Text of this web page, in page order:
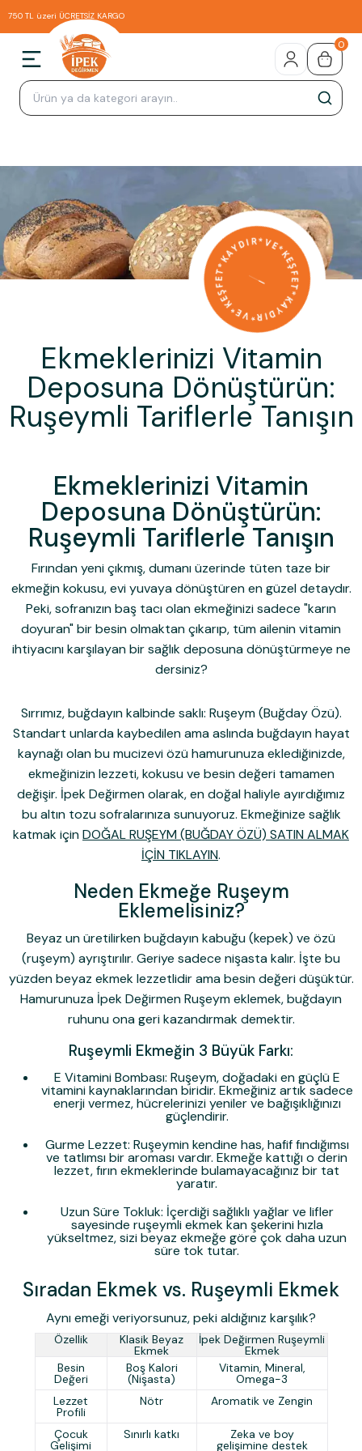
750 TL üzeri ÜCRETSİZ KARGO
0
Ekmeklerinizi Vitamin
Deposuna Dönüştürün:
Ruşeymli Tariflerle Tanışın
Ekmeklerinizi Vitamin
Deposuna Dönüştürün:
Ruşeymli Tariflerle Tanışın
Fırından yeni çıkmış, dumanı üzerinde tüten taze bir
ekmeğin kokusu, evi yuvaya dönüştüren en güzel detaydır.
Peki, sofranızın baş tacı olan ekmeğinizi sadece "karın
doyuran" bir besin olmaktan çıkarıp, tüm ailenin vitamin
ihtiyacını karşılayan bir sağlık deposuna dönüştürmeye ne
dersiniz?
Sırrımız, buğdayın kalbinde saklı: Ruşeym (Buğday Özü).
Standart unlarda kaybedilen ama aslında buğdayın hayat
kaynağı olan bu mucizevi özü hamurunuza eklediğinizde,
ekmeğinizin lezzeti, kokusu ve besin değeri tamamen
değişir. İpek Değirmen olarak, en doğal haliyle ayırdığımız
bu altın tozu sofralarınıza sunuyoruz. Ekmeğinize sağlık
katmak içinDOĞAL RUŞEYM (BUĞDAY ÖZÜ) SATIN ALMAK
İÇİN TIKLAYIN.
Neden Ekmeğe Ruşeym
Eklemelisiniz?
Beyaz un üretilirken buğdayın kabuğu (kepek) ve özü
(ruşeym) ayrıştırılır. Geriye sadece nişasta kalır. İşte bu
yüzden beyaz ekmek lezzetlidir ama besin değeri düşüktür.
Hamurunuza İpek Değirmen Ruşeymeklemek, buğdayın
ruhunu ona geri kazandırmak demektir.
Ruşeymli Ekmeğin 3 Büyük Farkı:
E Vitamini Bombası: Ruşeym, doğadaki en güçlü E
vitamini kaynaklarından biridir. Ekmeğiniz artık sadece
enerji vermez, hücrelerinizi yeniler ve bağışıklığınızı
güçlendirir.
Gurme Lezzet: Ruşeymin kendine has, hafif fındığımsı
ve tatlımsı bir aroması vardır. Ekmeğe kattığı o derin
lezzet, fırın ekmeklerinde bulamayacağınız bir tat
yaratır.
Uzun Süre Tokluk: İçerdiği sağlıklı yağlar ve lifler
sayesinde ruşeymli ekmek kan şekerini hızla
yükseltmez, sizi beyaz ekmeğe göre çok daha uzun
süre tok tutar.
Sıradan Ekmek vs. Ruşeymli Ekmek
Aynı emeği veriyorsunuz, peki aldığınız karşılık?
Özellik Klasik Beyaz
Ekmek
İpek Değirmen Ruşeymli
Ekmek
Besin
Değeri
Boş Kalori
(Nişasta)
Vitamin, Mineral,
Omega-3
Lezzet
Profili
Nötr Aromatik ve Zengin
Çocuk
Gelişimi
Sınırlı katkı Zeka ve boy
gelişimine destek